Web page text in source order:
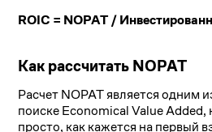
ROIC = NOPAT /
Как рассчитать NOPAT
Расчет NOPAT является одним
поиске Economical Value Added,
просто, как кажется на первый